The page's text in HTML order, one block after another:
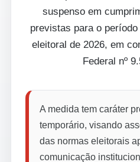
suspenso em
previstas para o
eleitoral de 2026, em
Federal nº
A medida tem caráter
temporário, visando
das normas eleitorais
comunicação